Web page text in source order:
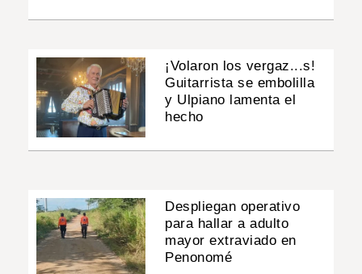
¡Volaron los vergaz...s!
Guitarrista se embolilla
y Ulpiano lamenta el
hecho
Despliegan operativo
para hallar a adulto
mayor extraviado en
Penonomé